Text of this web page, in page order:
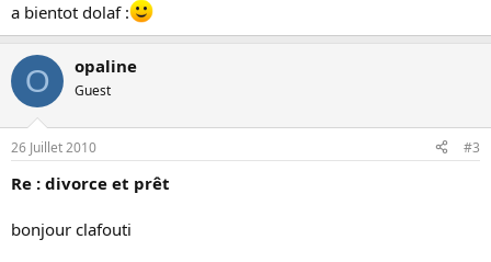
a bientot dolaf :
O opaline
Guest
26 Juillet 2010 #3
Re : divorce et prêt
bonjour clafouti